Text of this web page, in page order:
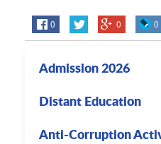
0 0 0
Admission 2026
Distant Education
Anti-Corruption